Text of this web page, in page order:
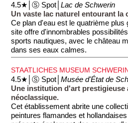
4.5★│Ⓢ Spot│Lac de Schwerin
Un vaste lac naturel entourant la
Ce plan d'eau est le quatrième plus
site offre d'innombrables
sports nautiques, avec le château
dans ses eaux calmes.
STAATLICHES MUSEUM
4.5★│Ⓢ Spot│Musée d'État de
Une institution d'art prestigieuse
néoclassique.
Cet établissement abrite une
peintures flamandes et